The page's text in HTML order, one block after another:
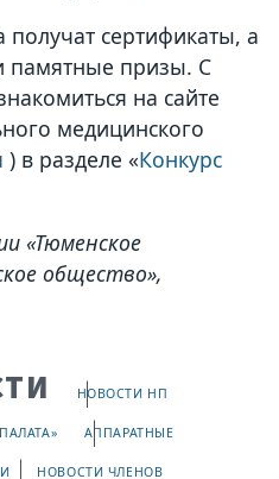
получат сертификаты, а
памятные призы. С
на сайте
медицинского
) в разделе «Конкурс
«Тюменское
общество»,
НОВОСТИ НП
АППАРАТНЫЕ
НОВОСТИ ЧЛЕНОВ